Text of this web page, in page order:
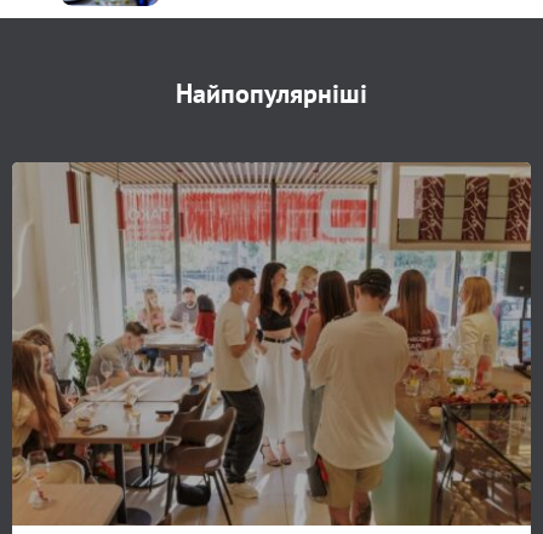
Найпопулярніші